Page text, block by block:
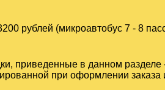
рублей (микроавтобус 7 - 8
приведенные в данном
при оформлении заказа